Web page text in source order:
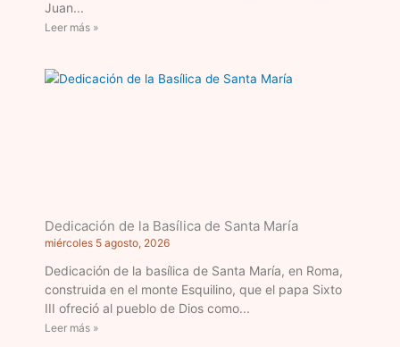
Juan
Leer más »
Dedicación de la Basílica de Santa María
miércoles 5 agosto, 2026
Dedicación de la basílica de Santa María, en Roma,
construida en el monte Esquilino, que el papa Sixto
III ofreció al pueblo de Dios como
Leer más »